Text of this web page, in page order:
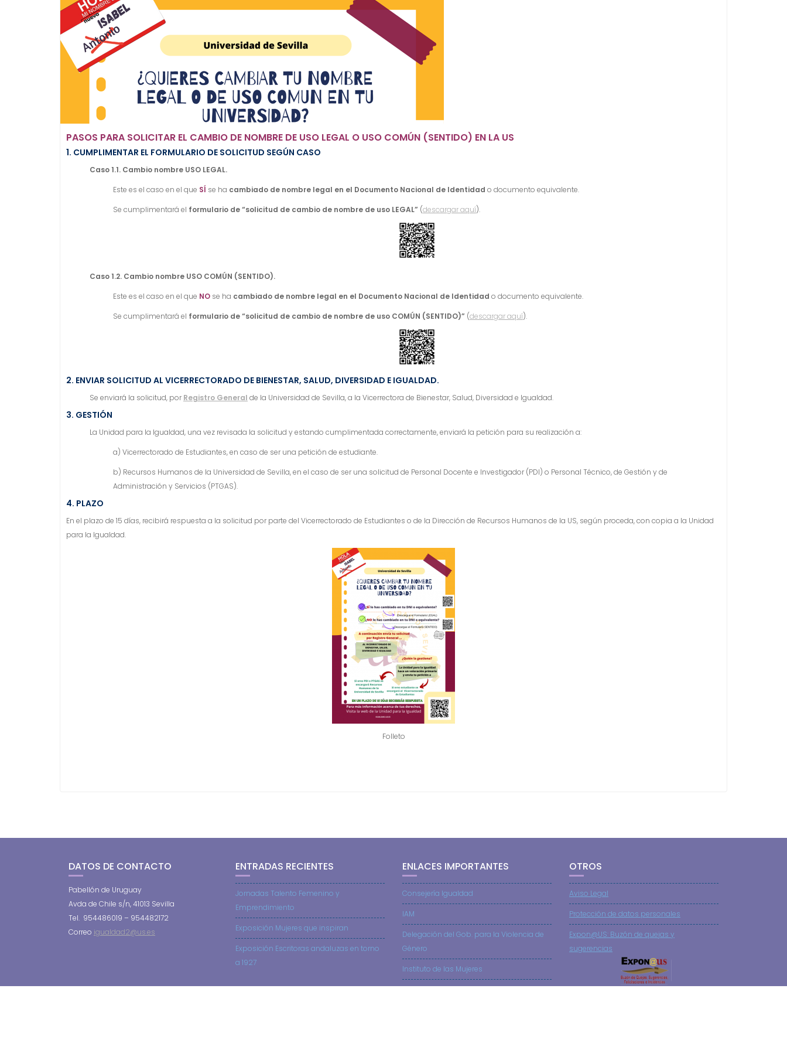
PASOS PARA SOLICITAR EL CAMBIO DE NOMBRE DE USO LEGAL O USO COMÚN (SENTIDO) EN LA US
1. CUMPLIMENTAR EL FORMULARIO DE SOLICITUD SEGÚN CASO
Caso 1.1. Cambio nombre USO LEGAL.
Este es el caso en el que SÍ se ha cambiado de nombre legal en el Documento Nacional de Identidad o documento equivalente.
Se cumplimentará el formulario de “solicitud de cambio de nombre de uso LEGAL” (descargar aquí).
Caso 1.2. Cambio nombre USO COMÚN (SENTIDO).
Este es el caso en el que NO se ha cambiado de nombre legal en el Documento Nacional de Identidad o documento equivalente.
Se cumplimentará el formulario de “solicitud de cambio de nombre de uso COMÚN (SENTIDO)” (descargar aquí).
2. ENVIAR SOLICITUD AL VICERRECTORADO DE BIENESTAR, SALUD, DIVERSIDAD E IGUALDAD.
Se enviará la solicitud, por Registro General de la Universidad de Sevilla, a la Vicerrectora de Bienestar, Salud, Diversidad e Igualdad.
3. GESTIÓN
La Unidad para la Igualdad, una vez revisada la solicitud y estando cumplimentada correctamente, enviará la petición para su realización a:
a) Vicerrectorado de Estudiantes, en caso de ser una petición de estudiante.
b) Recursos Humanos de la Universidad de Sevilla, en el caso de ser una solicitud de Personal Docente e Investigador (PDI) o Personal Técnico, de Gestión y de
Administración y Servicios (PTGAS).
4. PLAZO
En el plazo de 15 días, recibirá respuesta a la solicitud por parte del Vicerrectorado de Estudiantes o de la Dirección de Recursos Humanos de la US, según proceda, con copia a la Unidad
para la Igualdad.
Folleto
DATOS DE CONTACTO
Pabellón de Uruguay
Avda de Chile s/n, 41013 Sevilla
Tel. 954486019 – 954482172
Correo igualdad2@us.es
ENTRADAS RECIENTES
Jornadas Talento Femenino y
Emprendimiento
Exposición Mujeres que inspiran
Exposición Escritoras andaluzas en torno
a 1927
ENLACES IMPORTANTES
Consejería Igualdad
IAM
Delegación del Gob. para la Violencia de
Género
Instituto de las Mujeres
SIEMUS
OTROS
Aviso Legal
Protección de datos personales
Expon@US: Buzón de quejas y
sugerencias